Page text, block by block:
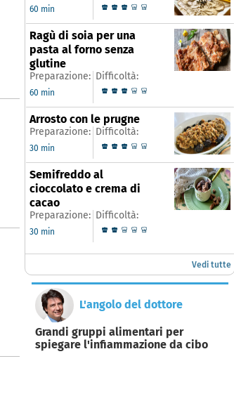
60 min
Ragù di soia per una
pasta al forno senza
glutine
Preparazione:
60 min
Difficoltà:
Arrosto con le prugne
Preparazione:
30 min
Difficoltà:
Semifreddo al
cioccolato e crema di
cacao
Preparazione:
30 min
Difficoltà:
Vedi tutte
L'angolo del dottore
Grandi gruppi alimentari per
spiegare l'infiammazione da cibo